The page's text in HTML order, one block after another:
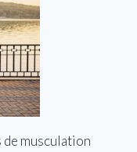
musculation